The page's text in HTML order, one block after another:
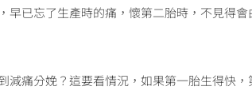
早已忘了生產時的痛，懷第二胎時，不見得
減痛分娩？這要看情況，如果第一胎生得快